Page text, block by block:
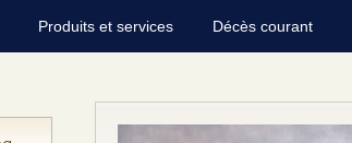
Produits et services Décès courant